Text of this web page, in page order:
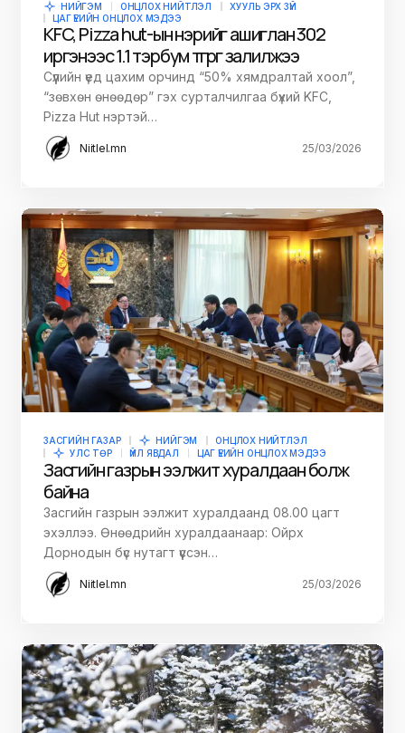
НИЙГЭМ ОНЦЛОХ НИЙТЛЭЛ
ХУУЛЬ ЭРХ ЗҮЙ
ЦАГ ҮЕИЙН ОНЦЛОХ МЭДЭЭ
KFC, Pizza hut-ын нэрийг ашиглан 302
иргэнээс 1.1 тэрбум төгрөг залилжээ
Сүүлийн үед цахим орчинд “50% хямдралтай хоол”,
“зөвхөн өнөөдөр” гэх сурталчилгаа бүхий KFC,
Pizza Hut нэртэй…
Niitlel.mn 25/03/2026
ЗАСГИЙН ГАЗАР НИЙГЭМ
ОНЦЛОХ НИЙТЛЭЛ
УЛС ТӨР
ҮЙЛ ЯВДАЛ ЦАГ ҮЕИЙН ОНЦЛОХ МЭДЭЭ
Засгийн газрын ээлжит хуралдаан болж
байна
Засгийн газрын ээлжит хуралдаанд 08.00 цагт
эхэллээ. Өнөөдрийн хуралдаанаар: Ойрх
Дорнодын бүс нутагт үүссэн…
Niitlel.mn 25/03/2026